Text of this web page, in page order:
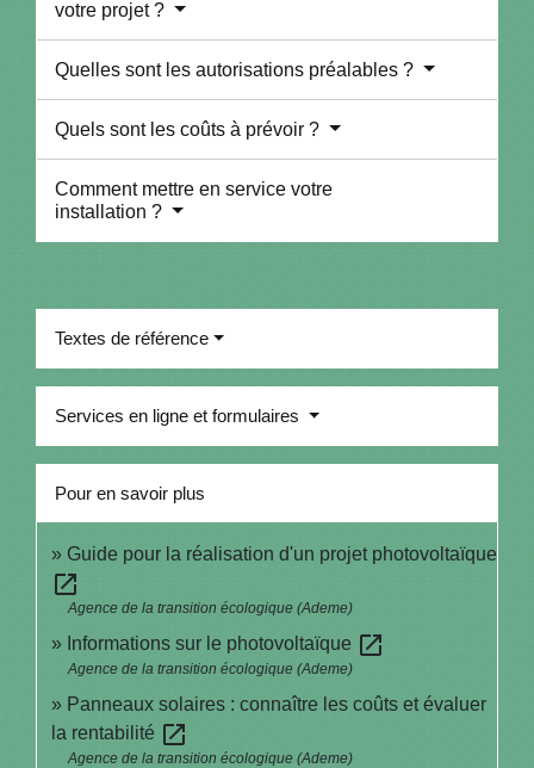
votre projet ?
Quelles sont les autorisations préalables ?
Quels sont les coûts à prévoir ?
Comment mettre en service votre
installation ?
Textes de référence
Services en ligne et formulaires
Pour en savoir plus
Guide pour la réalisation d'un projet photovoltaïque
open_in_new
Agence de la transition écologique (Ademe)
Informations sur le photovoltaïque open_in_new
Agence de la transition écologique (Ademe)
Panneaux solaires : connaître les coûts et évaluer
la rentabilité open_in_new
Agence de la transition écologique (Ademe)